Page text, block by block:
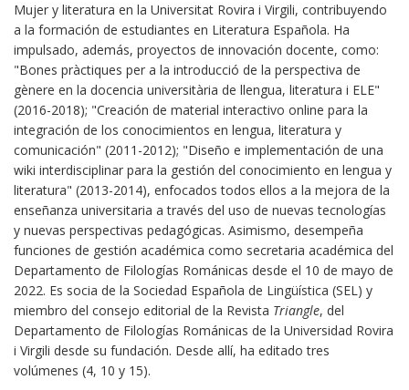
Mujer y literatura en la Universitat Rovira i Virgili, contribuyendo
a la formación de estudiantes en Literatura Española. Ha
impulsado, además, proyectos de innovación docente, como:
"Bones pràctiques per a la introducció de la perspectiva de
gènere en la docencia universitària de llengua, literatura i ELE"
(2016-2018); "Creación de material interactivo online para la
integración de los conocimientos en lengua, literatura y
comunicación" (2011-2012); "Diseño e implementación de una
wiki interdisciplinar para la gestión del conocimiento en lengua y
literatura" (2013-2014), enfocados todos ellos a la mejora de la
enseñanza universitaria a través del uso de nuevas tecnologías
y nuevas perspectivas pedagógicas. Asimismo, desempeña
funciones de gestión académica como secretaria académica del
Departamento de Filologías Románicas desde el 10 de mayo de
2022. Es socia de la Sociedad Española de Lingüística (SEL) y
miembro del consejo editorial de la Revista Triangle, del
Departamento de Filologías Románicas de la Universidad Rovira
i Virgili desde su fundación. Desde allí, ha editado tres
volúmenes (4, 10 y 15).